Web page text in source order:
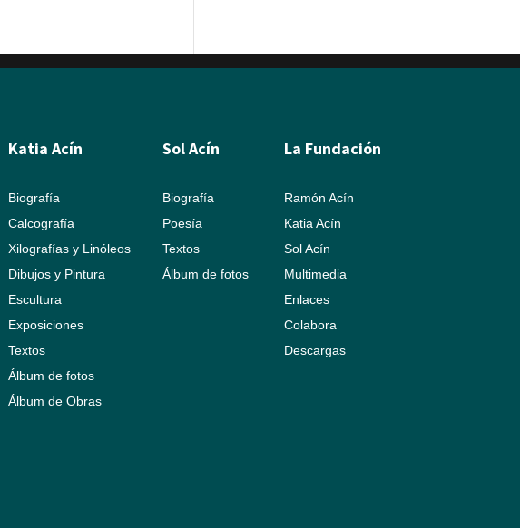
Katia Acín
Biografía
Calcografía
Xilografías y Linóleos
Dibujos y Pintura
Escultura
Exposiciones
Textos
Álbum de fotos
Álbum de Obras
Sol Acín
Biografía
Poesía
Textos
Álbum de fotos
La Fundación
Ramón Acín
Katia Acín
Sol Acín
Multimedia
Enlaces
Colabora
Descargas